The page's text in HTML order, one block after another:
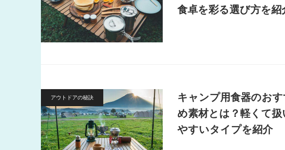
食卓を彩る選び方を紹
アウトドアの秘訣
キャンプ用食器のおす
め素材とは？軽くて扱
やすいタイプを紹介